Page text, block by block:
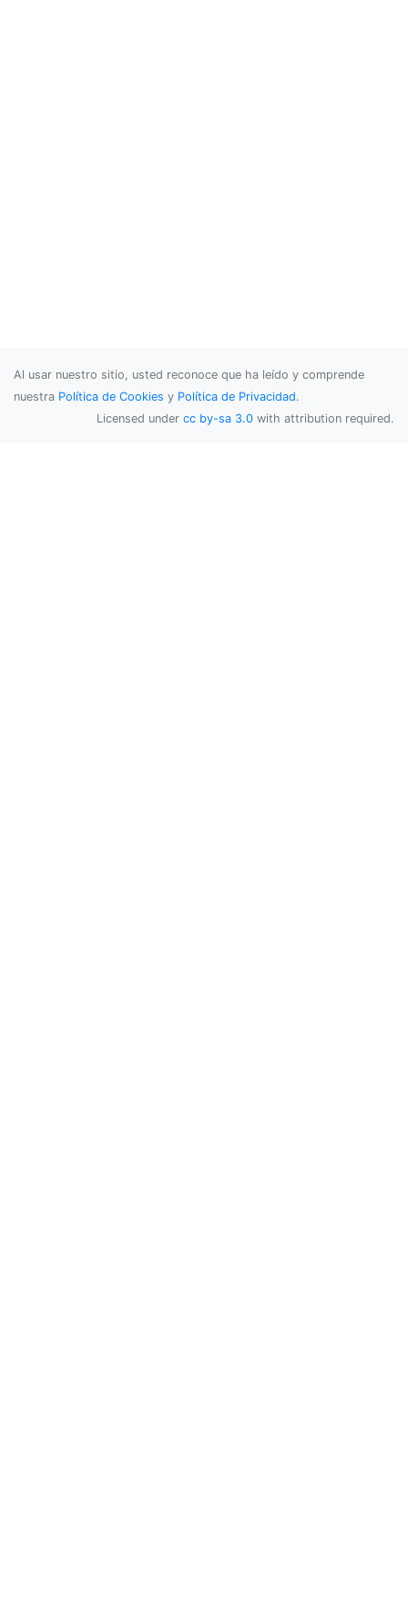
Al usar nuestro sitio, usted reconoce que ha leído y comprende
nuestra Política de Cookies y Política de Privacidad.
Licensed under cc by-sa 3.0 with attribution required.